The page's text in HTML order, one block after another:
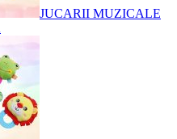
JUCARII MUZICALE